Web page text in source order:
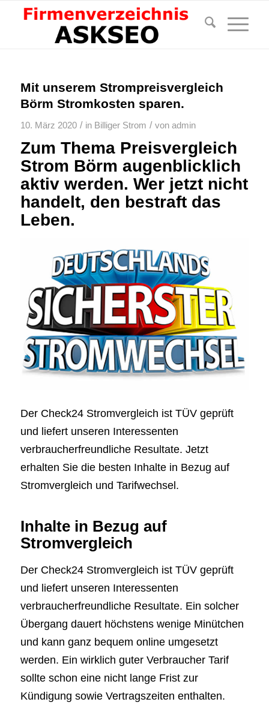
Mit unserem Strompreisvergleich
Börm Stromkosten sparen.
10. März 2020 / in Billiger Strom / von admin
Zum Thema Preisvergleich
Strom Börm augenblicklich
aktiv werden. Wer jetzt nicht
handelt, den bestraft das
Leben.
Der Check24 Stromvergleich ist TÜV geprüft
und liefert unseren Interessenten
verbraucherfreundliche Resultate. Jetzt
erhalten Sie die besten Inhalte in Bezug auf
Stromvergleich und Tarifwechsel.
Inhalte in Bezug auf
Stromvergleich
Der Check24 Stromvergleich ist TÜV geprüft
und liefert unseren Interessenten
verbraucherfreundliche Resultate. Ein solcher
Übergang dauert höchstens wenige Minütchen
und kann ganz bequem online umgesetzt
werden. Ein wirklich guter Verbraucher Tarif
sollte schon eine nicht lange Frist zur
Kündigung sowie Vertragszeiten enthalten.